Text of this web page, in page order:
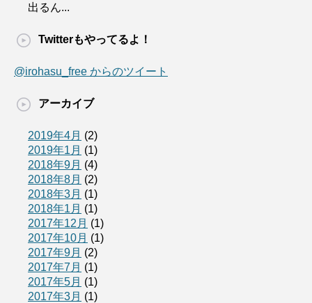
出るん...
Twitterもやってるよ！
@irohasu_free からのツイート
アーカイブ
2019年4月 (2)
2019年1月 (1)
2018年9月 (4)
2018年8月 (2)
2018年3月 (1)
2018年1月 (1)
2017年12月 (1)
2017年10月 (1)
2017年9月 (2)
2017年7月 (1)
2017年5月 (1)
2017年3月 (1)